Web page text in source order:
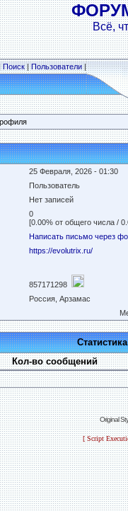
Всё,
Поиск|Пользователи|
25 Февраля, 2026 - 01:30
Пользователь
Нет записей
0
[0.00% от общего числа /
Написать письмо через
https://evolutrix.ru/
857171298
Россия, Арзамас
Кол-во сообщений
Original
[ Script